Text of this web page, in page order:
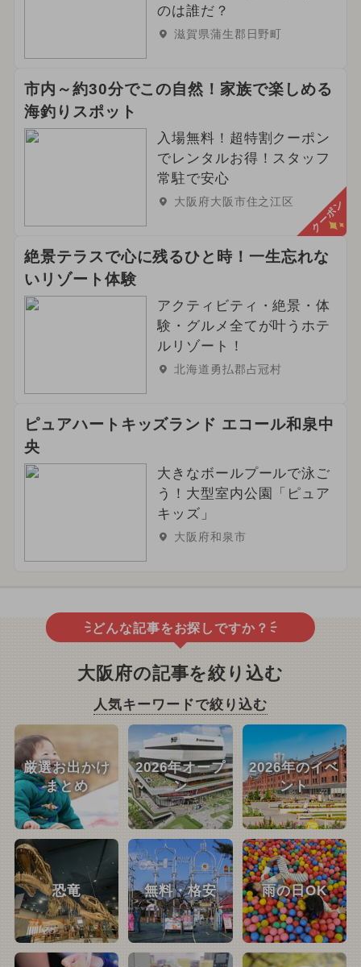
のは誰だ？
滋賀県蒲生郡日野町
市内～約30分でこの自然！家族で楽しめる
海釣りスポット
入場無料！超特割クーポン
でレンタルお得！スタッフ
常駐で安心
大阪府大阪市住之江区 クーポン
絶景テラスで心に残るひと時！一生忘れな
いリゾート体験
アクティビティ・絶景・体
験・グルメ全てが叶うホテ
ルリゾート！
北海道勇払郡占冠村
ピュアハートキッズランド エコール和泉中
央
大きなボールプールで泳ご
う！大型室内公園「ピュア
キッズ」
大阪府和泉市
どんな記事をお探しですか？
大阪府の記事を絞り込む
人気キーワードで絞り込む
厳選お出かけ
まとめ
2026年オープ
ン
2026年のイベ
ント
恐竜 無料・格安 雨の日OK